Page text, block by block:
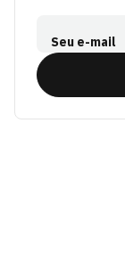
Seu e-mail